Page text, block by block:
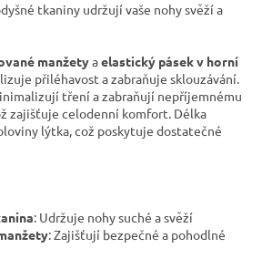
tkaniny udržují vaše nohy svěží a
manžetyaelastický pásek v horní
přiléhavost a zabraňuje sklouzávání.
tření a zabraňují nepříjemnému
zajišťuje celodenní komfort. Délka
lýtka, což poskytuje dostatečné
: Udržuje nohy suché a svěží
: Zajišťují bezpečné a pohodlné